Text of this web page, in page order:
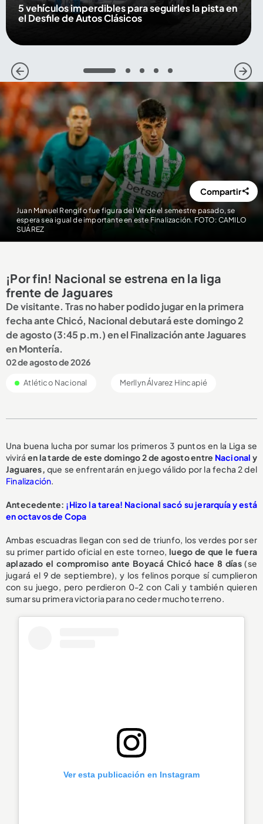
5 vehículos imperdibles para seguirles la pista en
el Desfile de Autos Clásicos
1 2 3 4 5
Juan Manuel Rengifo fue figura del Verde el semestre pasado, se
espera sea igual de importante en este Finalización. FOTO: CAMILO
SUÁREZ
Compartir
¡Por fin! Nacional se estrena en la liga
frente de Jaguares
De visitante. Tras no haber podido jugar en la primera
fecha ante Chicó, Nacional debutará este domingo 2
de agosto (3:45 p.m.) en el Finalización ante Jaguares
en Montería.
02 de agosto de 2026
Atlético Nacional Merllyn Álvarez Hincapié
Una buena lucha por sumar los primeros 3 puntos en la Liga se
vivirá en la tarde de este domingo 2 de agosto entre Nacional y
Jaguares, que se enfrentarán en juego válido por la fecha 2 del
Finalización.
Antecedente: ¡Hizo la tarea! Nacional sacó su jerarquía y está
en octavos de Copa
Ambas escuadras llegan con sed de triunfo, los verdes por ser
su primer partido oficial en este torneo,luego de que le fuera
aplazado el compromiso ante Boyacá Chicó hace 8 días(se
jugará el 9 de septiembre), y los felinos porque sí cumplieron
con su juego, pero perdieron 0-2 con Cali y también quieren
sumar su primera victoria para no ceder mucho terreno.
Ver esta publicación en Instagram